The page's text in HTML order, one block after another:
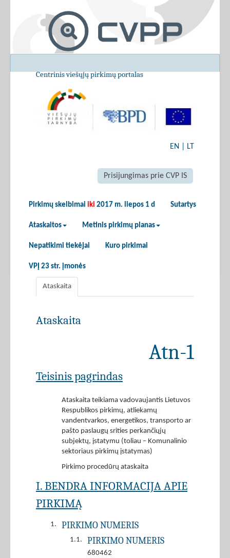
Centrinis viešųjų pirkimų portalas
EN LT
Prisijungimas prie CVP IS
Pirkimų skelbimai iki 2017 m. liepos 1 d Sutartys
Ataskaitos Metinis pirkimų planas
Nepatikimi tiekėjai Kuro pirkimai
VPĮ 23 str. įmonės
Ataskaita
Ataskaita
Atn-1
Teisinis pagrindas
Ataskaita teikiama vadovaujantis Lietuvos
Respublikos pirkimų, atliekamų
vandentvarkos, energetikos, transporto ar
pašto paslaugų srities perkančiųjų
subjektų, įstatymu (toliau – Komunalinio
sektoriaus pirkimų įstatymas)
Pirkimo procedūrų ataskaita
I. BENDRA INFORMACIJA APIE
PIRKIMĄ
1. PIRKIMO NUMERIS
1.1. PIRKIMO NUMERIS
680462